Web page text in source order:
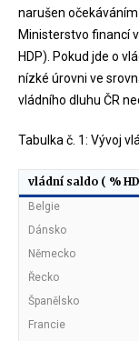
narušen
Ministerstvo financí
HDP). Pokud jde o
nízké úrovni ve
vládního dluhu ČR
Tabulka č. 1: Vývoj
vládní saldo ( %
Belgie
Dánsko
Německo
Řecko
Španělsko
Francie